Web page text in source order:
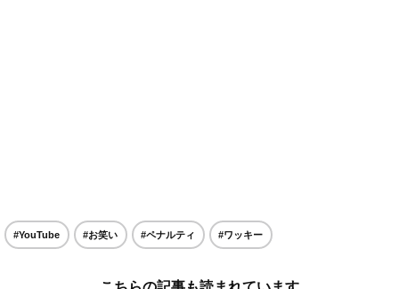
#YouTube #お笑い #ペナルティ #ワッキー